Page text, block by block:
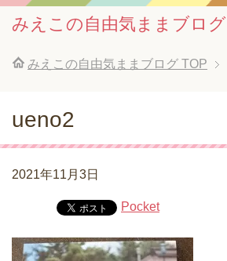
みえこの自由気ままブログ
みえこの自由気ままブログ TOP
ueno2
2021年11月3日
Pocket